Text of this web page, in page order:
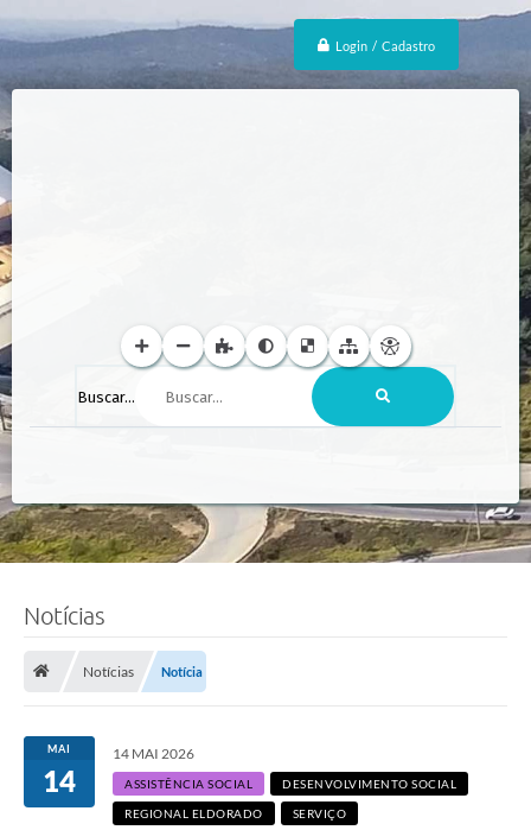
Login / Cadastro
Buscar...
Notícias
Notícias Notícia
MAI
14
14 MAI 2026
ASSISTÊNCIA SOCIAL DESENVOLVIMENTO SOCIAL
REGIONAL ELDORADO SERVIÇO
o
R